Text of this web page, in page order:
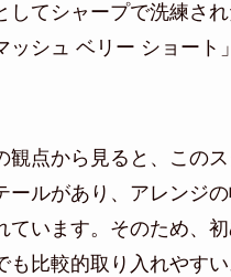
してシャープで洗練さ
ッシュ ベリー ショート
観点から見ると、この
ールがあり、アレンジ
ています。そのため、
も比較的取り入れやす